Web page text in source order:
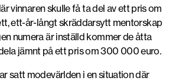
vinnaren skulle få ta del av ett pris om
ett-år-långt skräddarsytt mentorskap
numera är inställd kommer de åtta
jämnt på ett pris om 300 000 euro.
satt modevärlden i en situation där